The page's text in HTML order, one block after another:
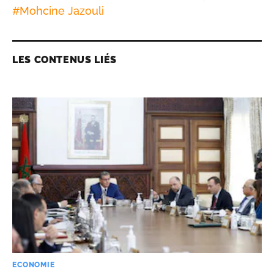
#Mohcine Jazouli
LES CONTENUS LIÉS
ECONOMIE